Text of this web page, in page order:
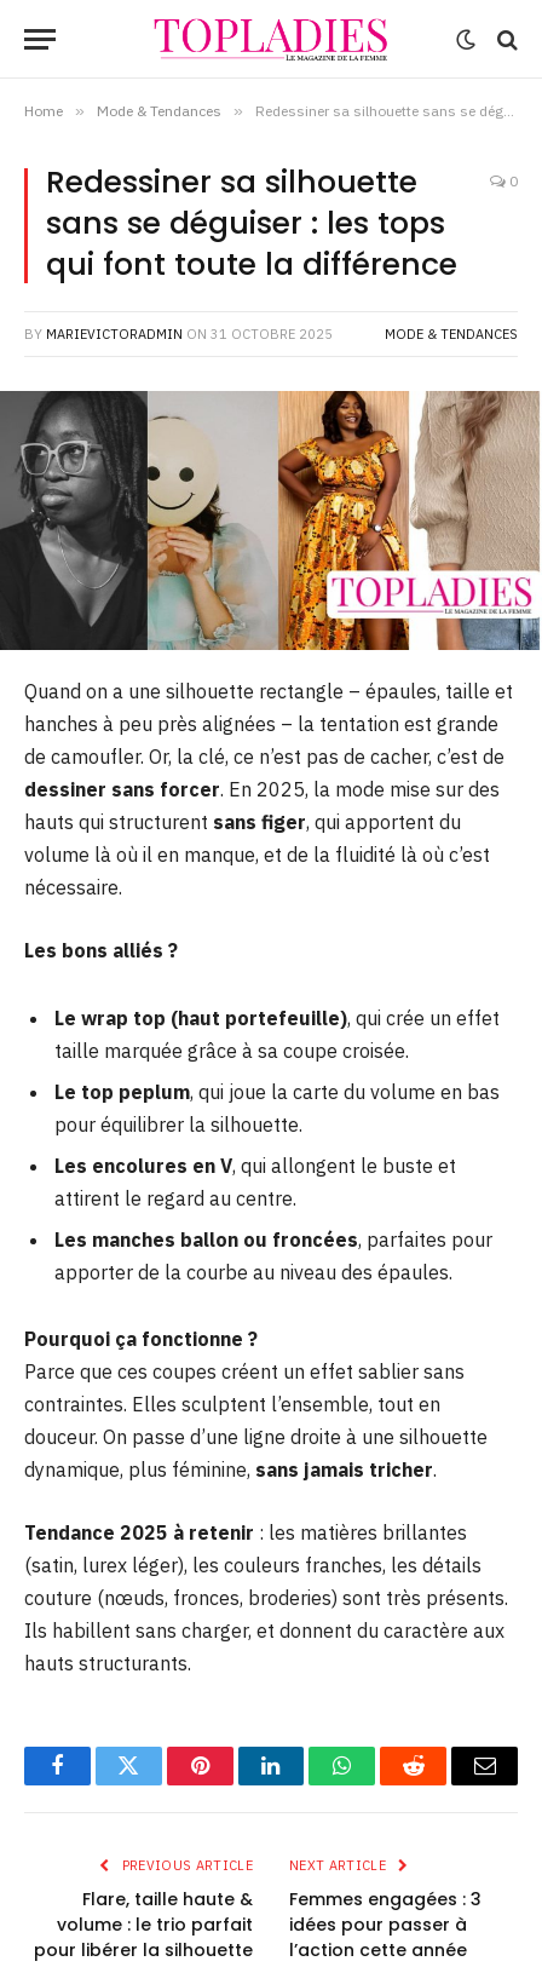
Home » Mode & Tendances » Redessiner sa silhouette sans se déguiser : les tops qui font toute la différence
Redessiner sa silhouette
sans se déguiser : les tops
qui font toute la différence
0
BY MARIEVICTORADMIN ON 31 OCTOBRE 2025 MODE & TENDANCES
Quand on a une silhouette rectangle – épaules, taille et
hanches à peu près alignées – la tentation est grande
de camoufler. Or, la clé, ce n’est pas de cacher, c’est de
dessiner sans forcer. En 2025, la mode mise sur des
hauts qui structurent sans figer, qui apportent du
volume là où il en manque, et de la fluidité là où c’est
nécessaire.
Les bons alliés ?
Le wrap top (haut portefeuille), qui crée un effet
taille marquée grâce à sa coupe croisée.
Le top peplum, qui joue la carte du volume en bas
pour équilibrer la silhouette.
Les encolures en V, qui allongent le buste et
attirent le regard au centre.
Les manches ballon ou froncées, parfaites pour
apporter de la courbe au niveau des épaules.
Pourquoi ça fonctionne ?
Parce que ces coupes créent un effet sablier sans
contraintes. Elles sculptent l’ensemble, tout en
douceur. On passe d’une ligne droite à une silhouette
dynamique, plus féminine, sans jamais tricher.
Tendance 2025 à retenir : les matières brillantes
(satin, lurex léger), les couleurs franches, les détails
couture (nœuds, fronces, broderies) sont très présents.
Ils habillent sans charger, et donnent du caractère aux
hauts structurants.
FacebookTwitter PinterestLinkedInWhatsAppReddit Email
PREVIOUS ARTICLE
Flare, taille haute &
volume : le trio parfait
pour libérer la silhouette
NEXT ARTICLE
Femmes engagées : 3
idées pour passer à
l’action cette année